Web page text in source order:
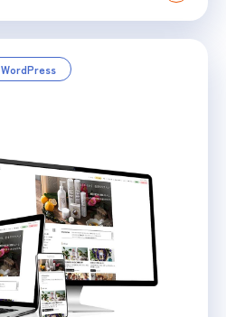
WordPress